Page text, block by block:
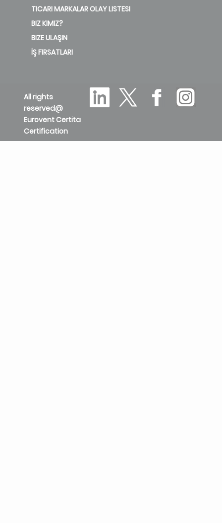
TICARI MARKALAR OLAY LISTESI
BIZ KIMIZ?
BIZE ULAŞIN
İŞ FIRSATLARI
All rights
reserved@
Eurovent Certita
Certification